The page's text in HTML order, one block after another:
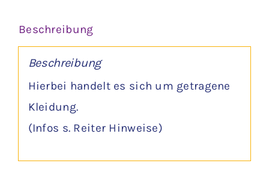
Beschreibung
Beschreibung
Hierbei handelt es sich um getragene
Kleidung.
(Infos s. Reiter Hinweise)